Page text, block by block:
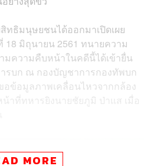
ธิมนุษยชนได้ออกมาเปิดเผย
18 มิถุนายน 2561 ทนายความ
มความคืบหน้าในคดีนี้ได้เข้ายื่น
รบก ณ กองบัญชาการกองทัพบก
ข้อมูลภาพเคลื่อนไหวจากกล้อง
น้าที่ทหารยิงนายชัยภูมิ ป่าแส เมื่อ
MORE